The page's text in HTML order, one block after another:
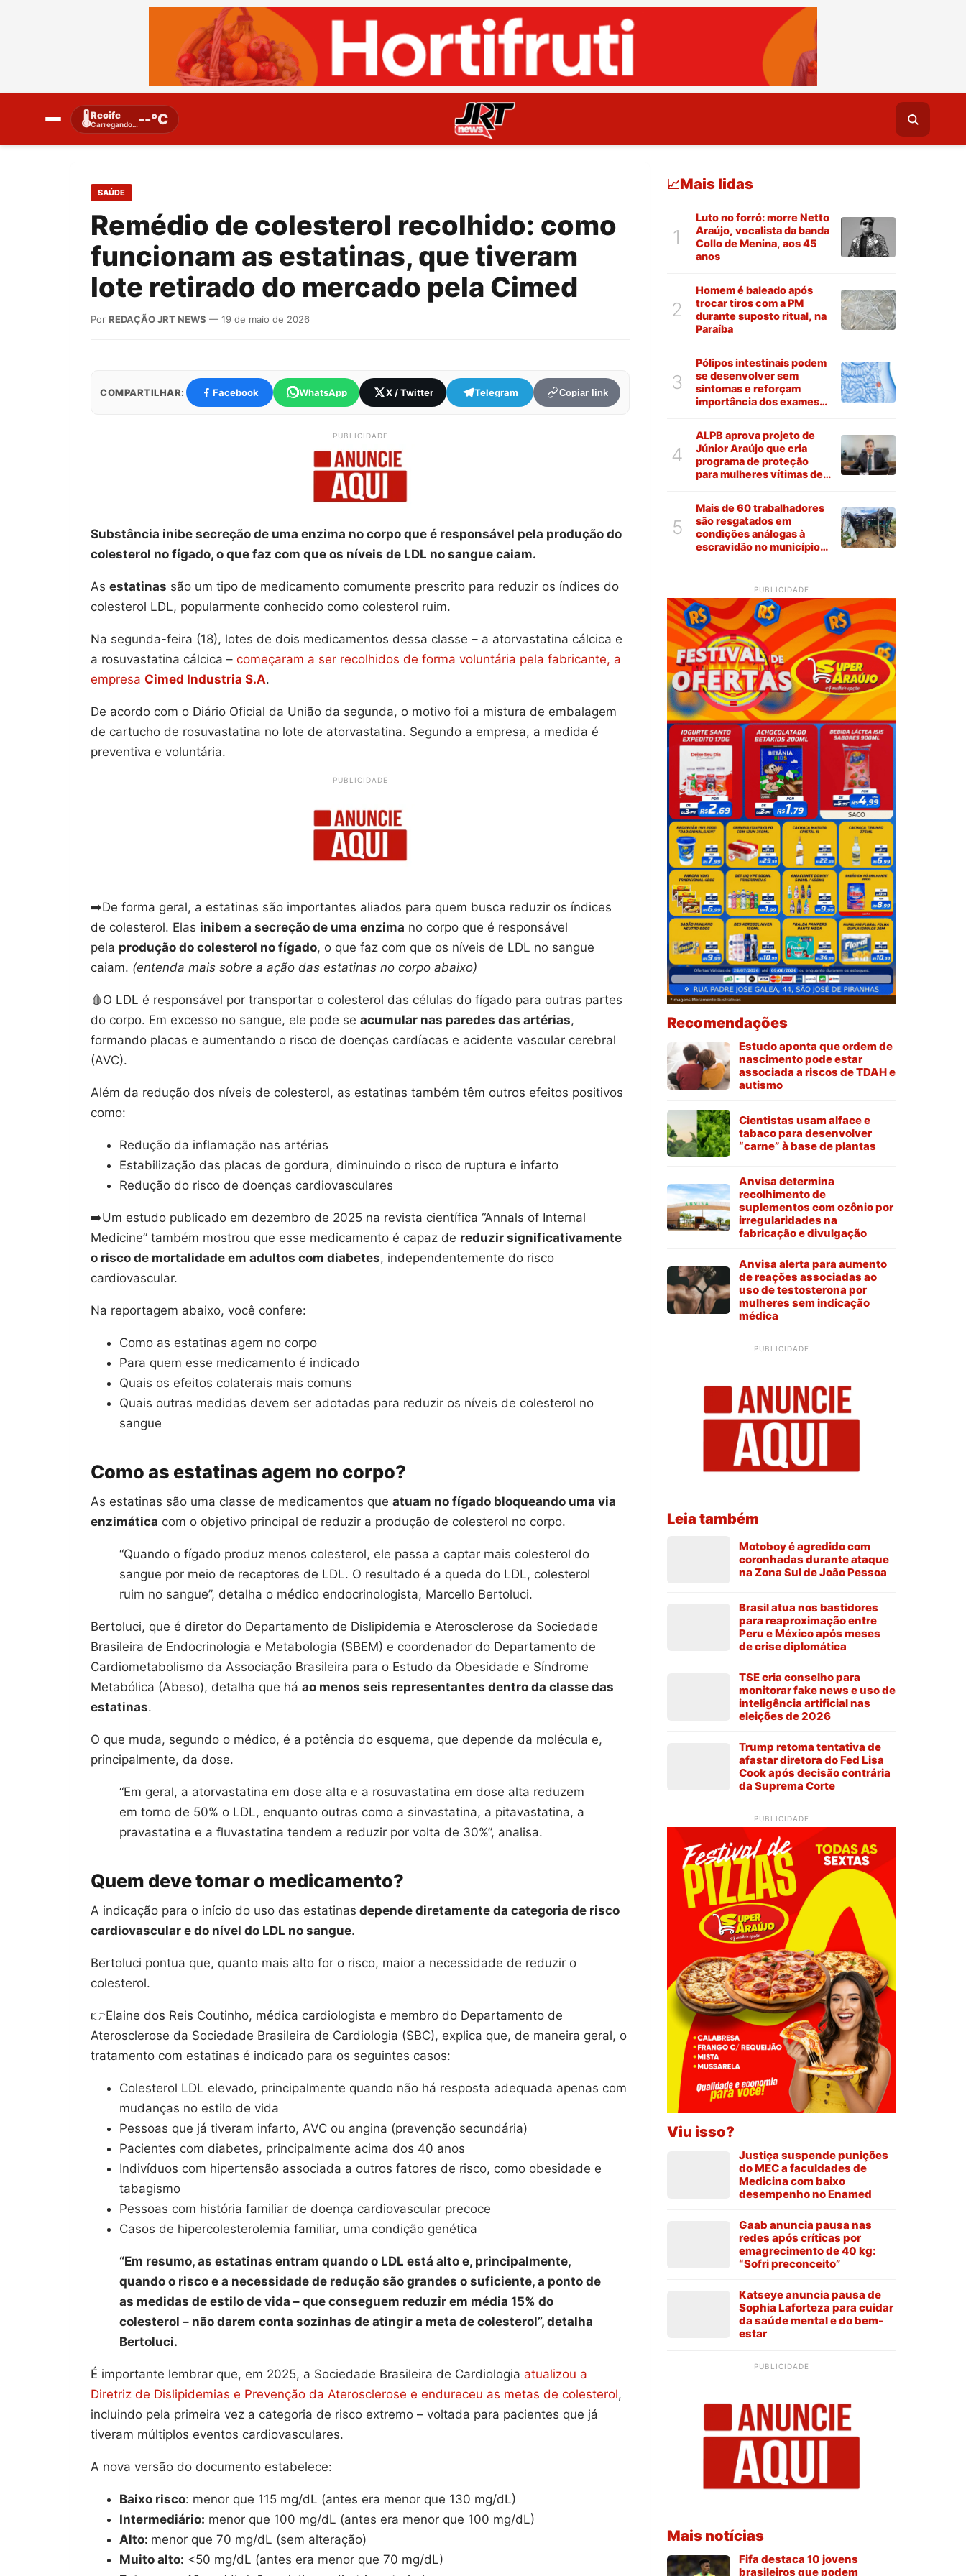
🌡️Recife
Carregando…--°C
SAÚDE
Remédio de colesterol recolhido: como
funcionam as estatinas, que tiveram
lote retirado do mercado pela Cimed
Por REDAÇÃO JRT NEWS — 19 de maio de 2026
COMPARTILHAR: Facebook WhatsApp X / Twitter Telegram Copiar link
PUBLICIDADE
Substância inibe secreção de uma enzima no corpo que é responsável pela produção do
colesterol no fígado, o que faz com que os níveis de LDL no sangue caiam.
As estatinas são um tipo de medicamento comumente prescrito para reduzir os índices do
colesterol LDL, popularmente conhecido como colesterol ruim.
Na segunda-feira (18), lotes de dois medicamentos dessa classe – a atorvastatina cálcica e
a rosuvastatina cálcica – começaram a ser recolhidos de forma voluntária pela fabricante, a
empresa Cimed Industria S.A.
De acordo com o Diário Oficial da União da segunda, o motivo foi a mistura de embalagem
de cartucho de rosuvastatina no lote de atorvastatina. Segundo a empresa, a medida é
preventiva e voluntária.
PUBLICIDADE
➡️De forma geral, a estatinas são importantes aliados para quem busca reduzir os índices
de colesterol. Elas inibem a secreção de uma enzima no corpo que é responsável
pela produção do colesterol no fígado, o que faz com que os níveis de LDL no sangue
caiam. (entenda mais sobre a ação das estatinas no corpo abaixo)
🩸O LDL é responsável por transportar o colesterol das células do fígado para outras partes
do corpo. Em excesso no sangue, ele pode se acumular nas paredes das artérias,
formando placas e aumentando o risco de doenças cardíacas e acidente vascular cerebral
(AVC).
Além da redução dos níveis de colesterol, as estatinas também têm outros efeitos positivos
como:
Redução da inflamação nas artérias
Estabilização das placas de gordura, diminuindo o risco de ruptura e infarto
Redução do risco de doenças cardiovasculares
➡️Um estudo publicado em dezembro de 2025 na revista científica “Annals of Internal
Medicine” também mostrou que esse medicamento é capaz de reduzir significativamente
o risco de mortalidade em adultos com diabetes, independentemente do risco
cardiovascular.
Na reportagem abaixo, você confere:
Como as estatinas agem no corpo
Para quem esse medicamento é indicado
Quais os efeitos colaterais mais comuns
Quais outras medidas devem ser adotadas para reduzir os níveis de colesterol no
sangue
Como as estatinas agem no corpo?
As estatinas são uma classe de medicamentos que atuam no fígado bloqueando uma via
enzimática com o objetivo principal de reduzir a produção de colesterol no corpo.
“Quando o fígado produz menos colesterol, ele passa a captar mais colesterol do
sangue por meio de receptores de LDL. O resultado é a queda do LDL, colesterol
ruim no sangue”, detalha o médico endocrinologista, Marcello Bertoluci.
Bertoluci, que é diretor do Departamento de Dislipidemia e Aterosclerose da Sociedade
Brasileira de Endocrinologia e Metabologia (SBEM) e coordenador do Departamento de
Cardiometabolismo da Associação Brasileira para o Estudo da Obesidade e Síndrome
Metabólica (Abeso), detalha que há ao menos seis representantes dentro da classe das
estatinas.
O que muda, segundo o médico, é a potência do esquema, que depende da molécula e,
principalmente, da dose.
“Em geral, a atorvastatina em dose alta e a rosuvastatina em dose alta reduzem
em torno de 50% o LDL, enquanto outras como a sinvastatina, a pitavastatina, a
pravastatina e a fluvastatina tendem a reduzir por volta de 30%”, analisa.
Quem deve tomar o medicamento?
A indicação para o início do uso das estatinas depende diretamente da categoria de risco
cardiovascular e do nível do LDL no sangue.
Bertoluci pontua que, quanto mais alto for o risco, maior a necessidade de reduzir o
colesterol.
👉Elaine dos Reis Coutinho, médica cardiologista e membro do Departamento de
Aterosclerose da Sociedade Brasileira de Cardiologia (SBC), explica que, de maneira geral, o
tratamento com estatinas é indicado para os seguintes casos:
Colesterol LDL elevado, principalmente quando não há resposta adequada apenas com
mudanças no estilo de vida
Pessoas que já tiveram infarto, AVC ou angina (prevenção secundária)
Pacientes com diabetes, principalmente acima dos 40 anos
Indivíduos com hipertensão associada a outros fatores de risco, como obesidade e
tabagismo
Pessoas com história familiar de doença cardiovascular precoce
Casos de hipercolesterolemia familiar, uma condição genética
“Em resumo, as estatinas entram quando o LDL está alto e, principalmente,
quando o risco e a necessidade de redução são grandes o suficiente, a ponto de
as medidas de estilo de vida – que conseguem reduzir em média 15% do
colesterol – não darem conta sozinhas de atingir a meta de colesterol”, detalha
Bertoluci.
É importante lembrar que, em 2025, a Sociedade Brasileira de Cardiologia atualizou a
Diretriz de Dislipidemias e Prevenção da Aterosclerose e endureceu as metas de colesterol,
incluindo pela primeira vez a categoria de risco extremo – voltada para pacientes que já
tiveram múltiplos eventos cardiovasculares.
A nova versão do documento estabelece:
Baixo risco: menor que 115 mg/dL (antes era menor que 130 mg/dL)
Intermediário: menor que 100 mg/dL (antes era menor que 100 mg/dL)
Alto: menor que 70 mg/dL (sem alteração)
Muito alto: <50 mg/dL (antes era menor que 70 mg/dL)
📈Mais lidas
1
Luto no forró: morre Netto
Araújo, vocalista da banda
Collo de Menina, aos 45
anos
2
Homem é baleado após
trocar tiros com a PM
durante suposto ritual, na
Paraíba
3
Pólipos intestinais podem
se desenvolver sem
sintomas e reforçam
importância dos exames
4
ALPB aprova projeto de
Júnior Araújo que cria
programa de proteção
para mulheres vítimas de
5
Mais de 60 trabalhadores
são resgatados em
condições análogas à
escravidão no município
PUBLICIDADE
Recomendações
Estudo aponta que ordem de
nascimento pode estar
associada a riscos de TDAH e
autismo
Cientistas usam alface e
tabaco para desenvolver
“carne” à base de plantas
Anvisa determina
recolhimento de
suplementos com ozônio por
irregularidades na
fabricação e divulgação
Anvisa alerta para aumento
de reações associadas ao
uso de testosterona por
mulheres sem indicação
médica
PUBLICIDADE
Leia também
Motoboy é agredido com
coronhadas durante ataque
na Zona Sul de João Pessoa
Brasil atua nos bastidores
para reaproximação entre
Peru e México após meses
de crise diplomática
TSE cria conselho para
monitorar fake news e uso de
inteligência artificial nas
eleições de 2026
Trump retoma tentativa de
afastar diretora do Fed Lisa
Cook após decisão contrária
da Suprema Corte
PUBLICIDADE
Viu isso?
Justiça suspende punições
do MEC a faculdades de
Medicina com baixo
desempenho no Enamed
Gaab anuncia pausa nas
redes após críticas por
emagrecimento de 40 kg:
“Sofri preconceito”
Katseye anuncia pausa de
Sophia Laforteza para cuidar
da saúde mental e do bem-
estar
PUBLICIDADE
Mais notícias
Fifa destaca 10 jovens
brasileiros que podem